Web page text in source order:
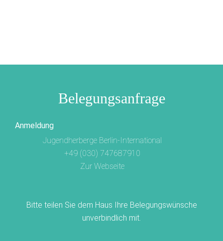
Belegungsanfrage
Anmeldung
Jugendherberge Berlin-International
+49 (030) 747687910
Zur Webseite
Bitte teilen Sie dem Haus Ihre Belegungswünsche
unverbindlich mit.